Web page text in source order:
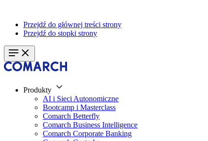
Przejdź do głównej treści strony
Przejdź do stopki strony
Produkty
AI i Sieci Autonomiczne
Bootcamp i Masterclass
Comarch Betterfly
Comarch Business Intelligence
Comarch Corporate Banking